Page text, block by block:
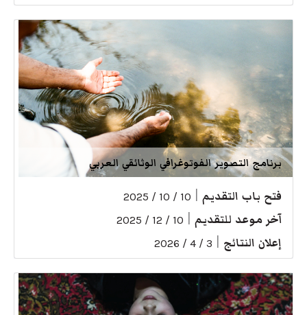
برنامج التصوير الفوتوغرافي الوثائقي العربي
فتح باب التقديم 10 / 10 / 2025
آخر موعد للتقديم 10 / 12 / 2025
إعلان النتائج 3 / 4 / 2026